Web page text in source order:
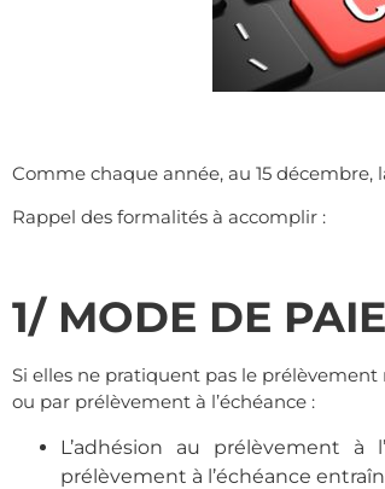
Comme chaque année, au 15
Rappel des formalités à accomplir :
1/ MODE DE
Si elles ne pratiquent pas le prélèvement
ou par prélèvement à l’échéance :
L’adhésion au prélèvement à
prélèvement à l’échéance